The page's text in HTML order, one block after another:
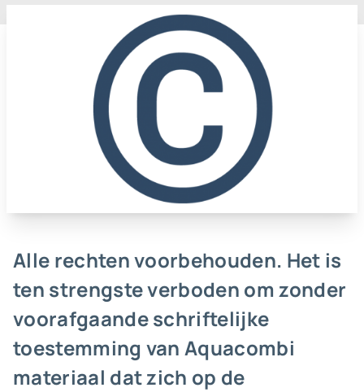
Alle rechten voorbehouden. Het is
ten strengste verboden om zonder
voorafgaande schriftelijke
toestemming van Aquacombi
materiaal dat zich op de